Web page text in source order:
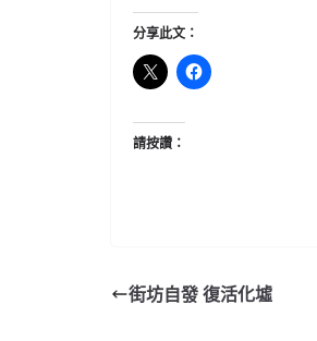
分享此文：
請按讚：
街坊自發 復活化墟